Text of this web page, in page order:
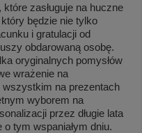
zasługuje na huczne
będzie nie tylko
i gratulacji od
obdarowaną osobę.
oryginalnych pomysłów
wrażenie na
na prezentach
wyborem na
przez długie lata
tym wspaniałym dniu.